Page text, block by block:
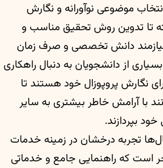
موضوعی نوآورانه و نگارش
تا تدوین روش تحقیق مناسب و
دانش تخصصی و صرف زمان
از دانشجویان به دنبال راهکاری
نگارش پروپوزال خود هستند تا
با آرامش خاطر بیشتری به سایر
بپردازند.
تجربه درخشان در زمینه خدمات
است که راهنمایی جامع و خدماتی